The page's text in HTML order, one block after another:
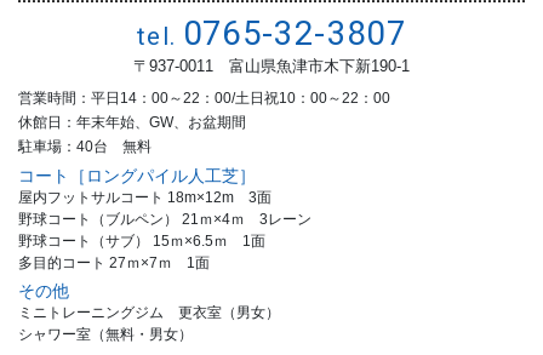
tel. 0765-32-3807
〒937-0011 富山県魚津市木下新190-1
営業時間：平日14：00～22：00/土日祝10：00～22：00
休館日：年末年始、GW、お盆期間
駐車場：40台 無料
コート［ロングパイル人工芝］
屋内フットサルコート 18m×12m 3面
野球コート（ブルペン） 21ｍ×4ｍ 3レーン
野球コート（サブ） 15ｍ×6.5ｍ 1面
多目的コート 27ｍ×7ｍ 1面
その他
ミニトレーニングジム 更衣室（男女）
シャワー室（無料・男女）